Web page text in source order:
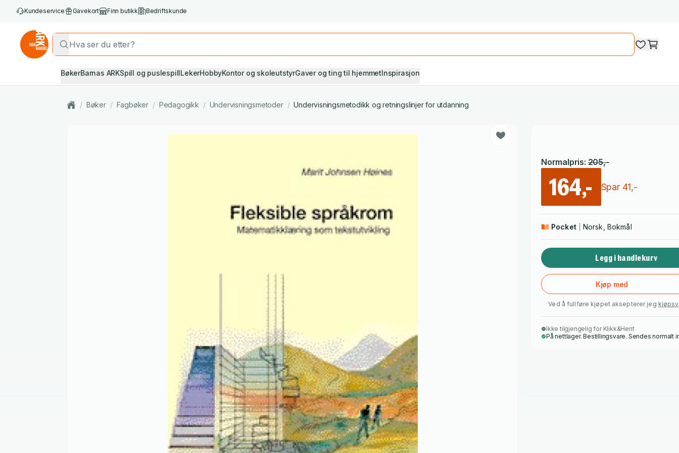
Kundeservice Gavekort Finn butikk Bedriftskunde
BøkerBarnas ARKSpill og puslespillLekerHobbyKontor og skoleutstyrGaver og ting til hjemmetInspirasjon
/ Bøker / Fagbøker / Pedagogikk / Undervisningsmetoder / Undervisningsmetodikk og retningslinjer for utdanning
Normalpris: 205,-
164,- Spar 41,-
Pocket Norsk, Bokmål
Legg i handlekurv
Kjøp med
Ved å fullføre kjøpet aksepterer jeg
Ikke tilgjengelig for Klikk&Hent
På nettlager. Bestillingsvare. Sendes normalt